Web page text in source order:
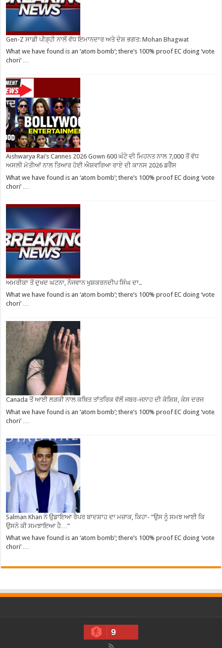
Gen-Z ਸਾਡੀ ਪੀੜ੍ਹੀ ਨਾਲੋਂ ਵੱਧ ਇਮਾਨਦਾਰ ਅਤੇ ਦੇਸ਼ ਭਗਤ: Mohan Bhagwat
What we have found is an ‘atom bomb’; there’s 100% proof EC doing ‘vote
chori’ …
Aishwarya Rai’s Cannes 2026 Gown 600 ਘੰਟੇ ਦੀ ਮਿਹਨਤ ਨਾਲ 7,000 ਤੋਂ ਵੱਧ
ਅਸਲੀ ਮੋਤੀਆਂ ਨਾਲ ਤਿਆਰ ਹੋਈ ਐਸ਼ਵਰਿਆ ਰਾਏ ਦੀ ਕਾਨਸ 2026 ਡਰੈੱਸ
What we have found is an ‘atom bomb’; there’s 100% proof EC doing ‘vote
chori’ …
ਅਮਰੀਕਾ ਤੋਂ ਦੁਖਦ ਘਟਨਾ, ਨੌਜਵਾਨ ਖੁਸ਼ਕਰਨਦੀਪ ਸਿੰਘ ਦਾ..
What we have found is an ‘atom bomb’; there’s 100% proof EC doing ‘vote
chori’ …
Canada ਤੋਂ ਆਈ ਲੜਕੀ ਨਾਲ ਕਥਿਤ ਤਾਂਤਰਿਕ ਵੱਲੋਂ ਜਬਰ-ਜਨਾਹ ਦੀ ਕੋਸ਼ਿਸ਼, ਕੇਸ ਦਰਜ
What we have found is an ‘atom bomb’; there’s 100% proof EC doing ‘vote
chori’ …
Salman Khan ਨੇ ਉਡਾਇਆ ਰੈਪਰ ਬਾਦਸ਼ਾਹ ਦਾ ਮਜ਼ਾਕ, ਕਿਹਾ- ”ਉਸ ਨੂੰ ਸਮਝ ਆਈ ਕਿ
ਉਸਨੇ ਕੀ ਸਮਝਾਇਆ ਹੈ…”
What we have found is an ‘atom bomb’; there’s 100% proof EC doing ‘vote
chori’ …
9